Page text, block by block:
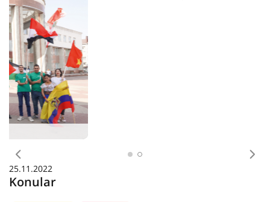
Bir önceki sayfaya git Bir
25.11.2022
Konular